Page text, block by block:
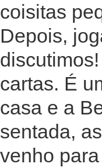
coisitas
Depois,
cartas. É
casa e a
sentada,
venho